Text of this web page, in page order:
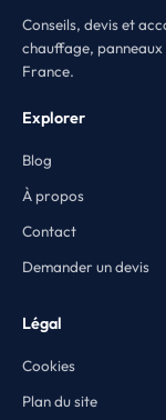
Conseils, devis et
chauffage,
France.
Explorer
Blog
À propos
Contact
Demander un devis
Légal
Cookies
Plan du site